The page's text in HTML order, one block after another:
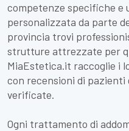
competenze specifiche e
personalizzata da parte
provincia trovi
strutture attrezzate per
MiaEstetica.it raccoglie i
con recensioni di
verificate.
Ogni trattamento di